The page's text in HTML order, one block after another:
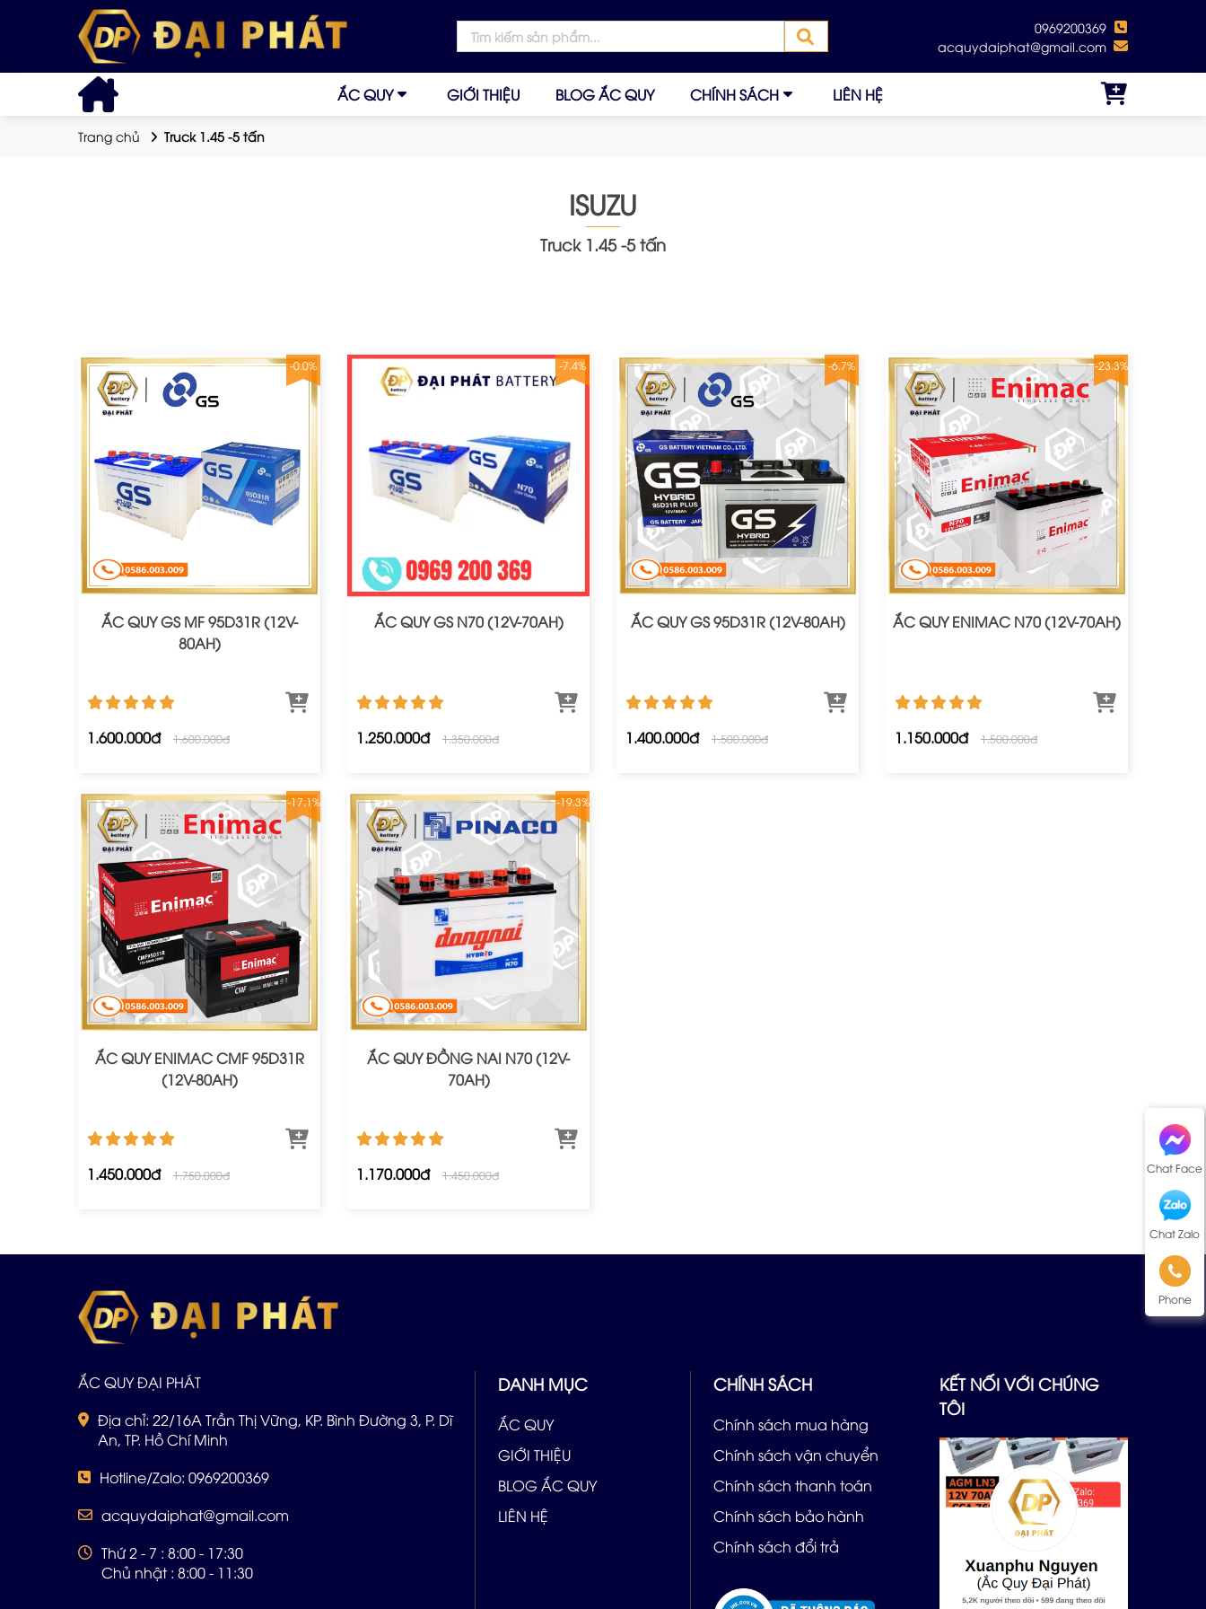
0969200369
acquydaiphat@gmail.com
ẮC QUY GIỚI THIỆU BLOG ẮC QUY CHÍNH SÁCH LIÊN HỆ
Chat Face
Chat Zalo
Phone
Trang chủ Truck 1.45 -5 tấn
ISUZU
Truck 1.45 -5 tấn
-0.0%
ẮC QUY GS MF 95D31R (12V-
80AH)
1.600.000đ 1.600.000đ
-7.4%
ẮC QUY GS N70 (12V-70AH)
1.250.000đ 1.350.000đ
-6.7%
ẮC QUY GS 95D31R (12V-80AH)
1.400.000đ 1.500.000đ
-23.3%
ẮC QUY ENIMAC N70 (12V-70AH)
1.150.000đ 1.500.000đ
-17.1%
ẮC QUY ENIMAC CMF 95D31R
(12V-80AH)
1.450.000đ 1.750.000đ
-19.3%
ẮC QUY ĐỒNG NAI N70 (12V-
70AH)
1.170.000đ 1.450.000đ
ẮC QUY ĐẠI PHÁT
Địa chỉ: 22/16A Trần Thị Vững, KP. Bình Đường 3, P. Dĩ
An, TP. Hồ Chí Minh
Hotline/Zalo: 0969200369
acquydaiphat@gmail.com
Thứ 2 - 7 : 8:00 - 17:30
Chủ nhật : 8:00 - 11:30
DANH MỤC
ẮC QUY
GIỚI THIỆU
BLOG ẮC QUY
LIÊN HỆ
CHÍNH SÁCH
Chính sách mua hàng
Chính sách vận chuyển
Chính sách thanh toán
Chính sách bảo hành
Chính sách đổi trả
KẾT NỐI VỚI CHÚNG
TÔI